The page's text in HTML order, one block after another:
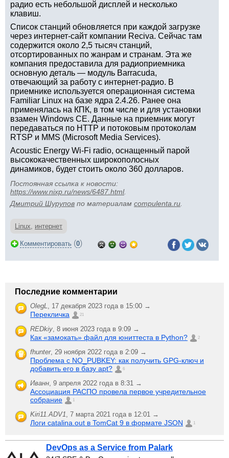
радио есть небольшой дисплей и несколько
клавиш.
Список станций обновляется при каждой загрузке
через интернет-сайт компании Reciva. Сейчас там
содержится около 2,5 тысяч станций,
отсортированных по жанрам и странам. Эта же
компания предоставила для радиоприемника
основную деталь — модуль Barracuda,
отвечающий за работу с интернет-радио. В
приемнике используется операционная система
Familiar Linux на базе ядра 2.4.26. Ранее она
применялась на КПК, в том числе и для установки
взамен Windows CE. Данные на приемник могут
передаваться по HTTP и потоковым протоколам
RTSP и MMS (Microsoft Media Services).
Acoustic Energy Wi-Fi radio, оснащенный парой
высококачественных широкополосных
динамиков, будет стоить около 360 долларов.
Постоянная ссылка к новости:
https://www.nixp.ru/news/6487.html.
Дмитрий Шурупов по материалам compulenta.ru
Linux, интернет
Комментировать (0)
Последние комментарии
OlegL, 17 декабря 2023 года в 15:00 →
Перекличка 21
REDkiy, 8 июня 2023 года в 9:09 →
Как «замокать» файл для юниттеста в Python? 2
fhunter, 29 ноября 2022 года в 2:09 →
Проблема с NO_PUBKEY: как получить GPG-ключ и
добавить его в базу apt?
6
Иванн, 9 апреля 2022 года в 8:31 →
Ассоциация РАСПО провела первое учредительное
собрание
1
Kiri11.ADV1, 7 марта 2021 года в 12:01 →
Логи catalina.out в TomCat 9 в формате JSON 1
DevOps as a Service from Palark